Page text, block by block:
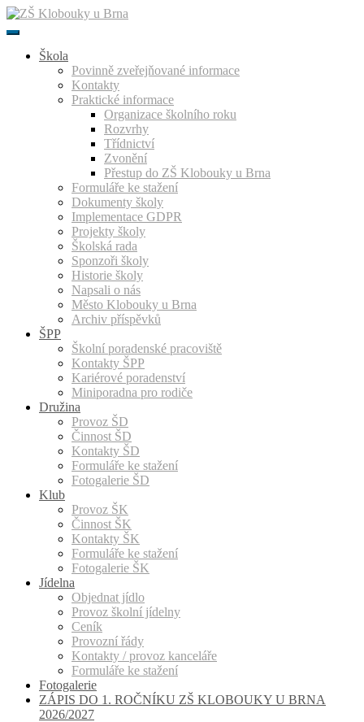
Přeskočit
k
Škola
Povinně zveřejňované informace
Kontakty
Praktické informace
Organizace školního roku
Rozvrhy
Třídnictví
Zvonění
Přestup do ZŠ Klobouky u Brna
Formuláře ke stažení
Dokumenty školy
Implementace GDPR
Projekty školy
Školská rada
Sponzoři školy
Historie školy
Napsali o nás
Město Klobouky u Brna
Archiv příspěvků
ŠPP
Školní poradenské pracoviště
Kontakty ŠPP
Kariérové poradenství
Miniporadna pro rodiče
Družina
Provoz ŠD
Činnost ŠD
Kontakty ŠD
Formuláře ke stažení
Fotogalerie ŠD
Klub
Provoz ŠK
Činnost ŠK
Kontakty ŠK
Formuláře ke stažení
Fotogalerie ŠK
Jídelna
Objednat jídlo
Provoz školní jídelny
Ceník
Provozní řády
Kontakty / provoz kanceláře
Formuláře ke stažení
Fotogalerie
ZÁPIS DO 1. ROČNÍKU ZŠ KLOBOUKY U BRNA
2026/2027